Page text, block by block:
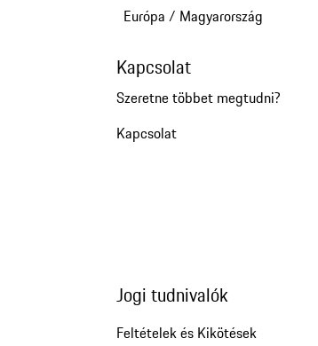
Európa / Magyarország
Kapcsolat
Szeretne többet megtudni?
Kapcsolat
Jogi tudnivalók
Feltételek és Kikötések